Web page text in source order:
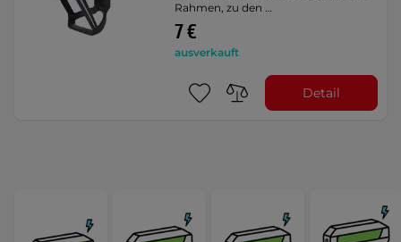
Rahmen, zu den …
7 €
ausverkauft
Detail